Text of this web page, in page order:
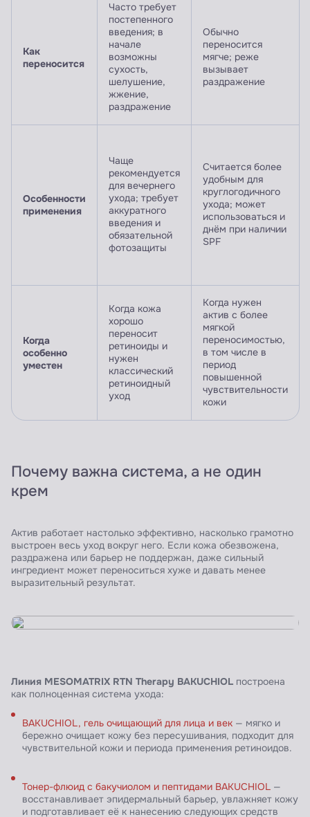
Как
переносится
Часто требует
постепенного
введения; в
начале
возможны
сухость,
шелушение,
жжение,
раздражение
Обычно
переносится
мягче; реже
вызывает
раздражение
Особенности
применения
Чаще
рекомендуется
для вечернего
ухода; требует
аккуратного
введения и
обязательной
фотозащиты
Считается более
удобным для
круглогодичного
ухода; может
использоваться и
днём при наличии
SPF
Когда
особенно
уместен
Когда кожа
хорошо
переносит
ретиноиды и
нужен
классический
ретиноидный
уход
Когда нужен
актив с более
мягкой
переносимостью,
в том числе в
период
повышенной
чувствительности
кожи
Почему важна система, а не один
крем
Актив работает настолько эффективно, насколько грамотно
выстроен весь уход вокруг него. Если кожа обезвожена,
раздражена или барьер не поддержан, даже сильный
ингредиент может переноситься хуже и давать менее
выразительный результат.
Линия MESOMATRIX RTN Therapy BAKUCHIOL построена
как полноценная система ухода:
BAKUCHIOL, гель очищающий для лица и век — мягко и
бережно очищает кожу без пересушивания, подходит для
чувствительной кожи и периода применения ретиноидов.
Тонер-флюид с бакучиолом и пептидами BAKUCHIOL —
восстанавливает эпидермальный барьер, увлажняет кожу
и подготавливает её к нанесению следующих средств